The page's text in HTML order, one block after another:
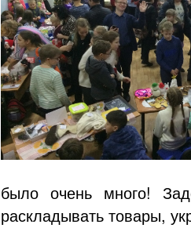
было очень много!
раскладывать товары,